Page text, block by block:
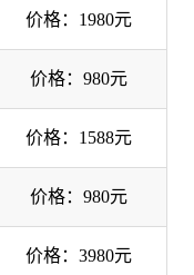
价格：1980元
价格：980元
价格：1588元
价格：980元
价格：3980元